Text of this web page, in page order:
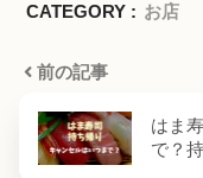
CATEGORY : お店
前の記事
はま
で？